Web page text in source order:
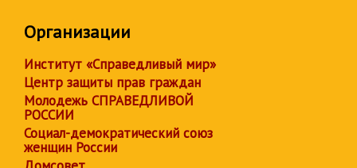
Организации
Институт «Справедливый мир»
Центр защиты прав граждан
Молодежь СПРАВЕДЛИВОЙ
РОССИИ
Социал-демократический союз
женщин России